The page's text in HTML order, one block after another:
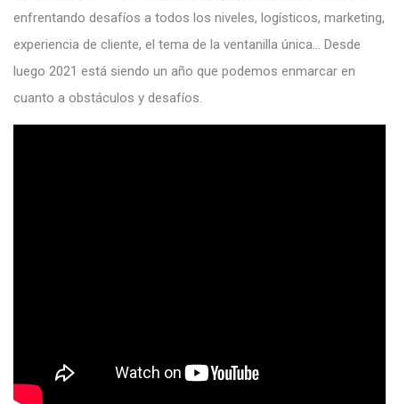
enfrentando desafíos a todos los niveles, logísticos, marketing,
experiencia de cliente, el tema de la ventanilla única… Desde
luego 2021 está siendo un año que podemos enmarcar en
cuanto a obstáculos y desafíos.